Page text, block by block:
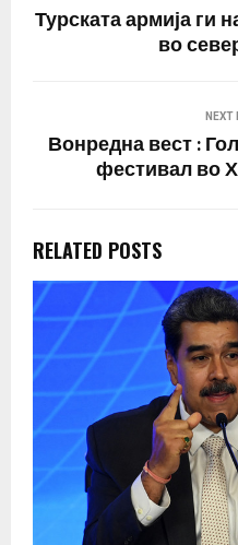
Турската армија ги
во
NEXT
Вонредна вест :
фестивал во
RELATED POSTS